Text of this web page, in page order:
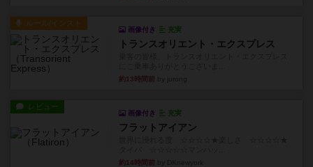
ルール/インスト
画像付き 充実
トランスオリエント・エクスプレス
約13時間前
レビュー
画像付き 充実
フラットアイアン
約14時間前